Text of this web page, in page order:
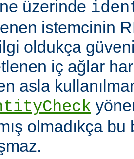
üzerinde
istemcinin
oldukça
iç ağlar
asla
olmadıkça